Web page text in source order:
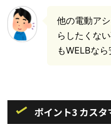
他の電動ア
らしたくな
もWELBなら
ポイント3 カスタ